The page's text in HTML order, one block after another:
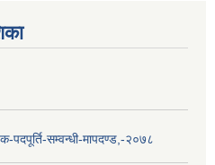
पदपूर्ति-सम्वन्धी-मापदण्ड,-२०७८